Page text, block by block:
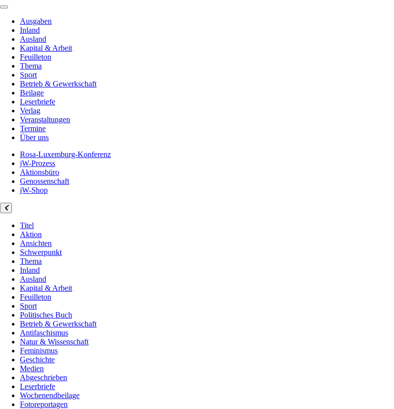
Ausgaben
Inland
Ausland
Kapital & Arbeit
Feuilleton
Thema
Sport
Betrieb & Gewerkschaft
Beilage
Leserbriefe
Verlag
Veranstaltungen
Termine
Über uns
Rosa-Luxemburg-Konferenz
jW-Prozess
Aktionsbüro
Genossenschaft
jW-Shop
Titel
Aktion
Ansichten
Schwerpunkt
Thema
Inland
Ausland
Kapital & Arbeit
Feuilleton
Sport
Politisches Buch
Betrieb & Gewerkschaft
Antifaschismus
Natur & Wissenschaft
Feminismus
Geschichte
Medien
Abgeschrieben
Leserbriefe
Wochenendbeilage
Fotoreportagen